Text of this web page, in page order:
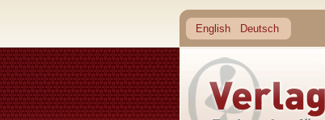
English Deutsch